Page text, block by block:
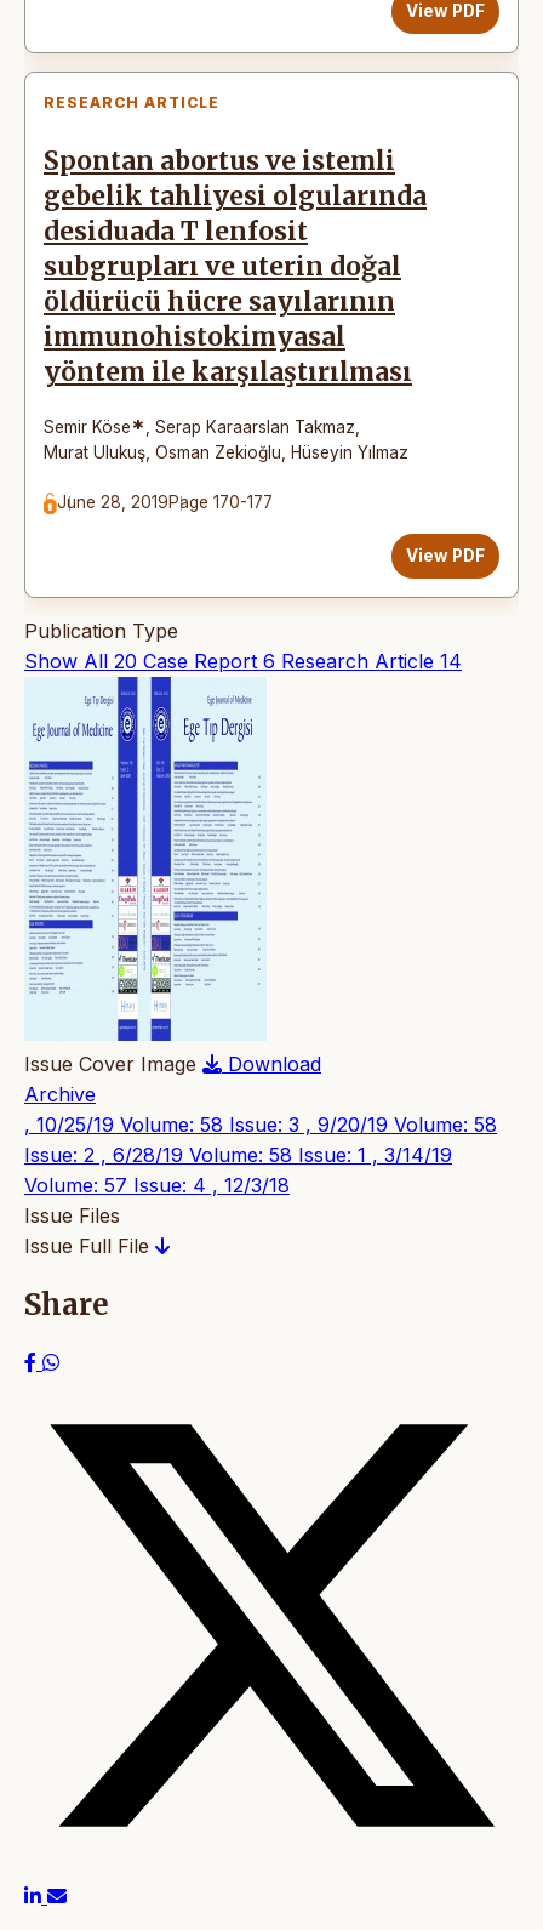
View PDF
RESEARCH ARTICLE
Spontan abortus ve istemli
gebelik tahliyesi olgularında
desiduada T lenfosit
subgrupları ve uterin doğal
öldürücü hücre sayılarının
immunohistokimyasal
yöntem ile karşılaştırılması
Semir Köse* Serap Karaarslan Takmaz
Murat Ulukuş Osman Zekioğlu Hüseyin Yılmaz
June 28, 2019Page 170-177
View PDF
Publication Type
Show All 20 Case Report 6 Research Article 14
Issue Cover Image
Download
Archive
, 10/25/19 Volume: 58 Issue: 3 , 9/20/19 Volume: 58
Issue: 2 , 6/28/19 Volume: 58 Issue: 1 , 3/14/19
Volume: 57 Issue: 4 , 12/3/18
Issue Files
Issue Full File
Share